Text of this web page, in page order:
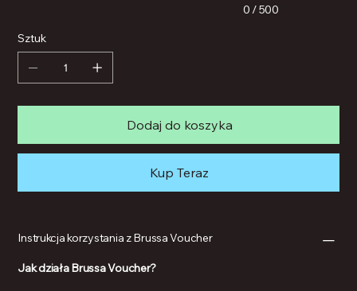
0 / 500
Sztuk
Dodaj do koszyka
Kup Teraz
Instrukcja korzystania z Brussa Voucher
Jak działa Brussa Voucher?